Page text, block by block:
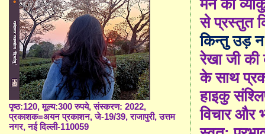
मन की
से प्रस्तुत
किन्तु उड़
रेखा जी
के साथ
हाइकु
विचार और
पृष्ठ:120, मूल्य:300 रुपये, संस्करण: 2022,
प्रकाशक=अयन प्रकाशन, जे-19/39, राजापुरी, उत्तम
नगर, नई दिल्ली-110059